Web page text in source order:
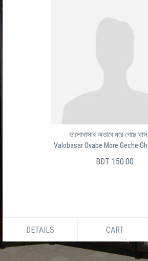
ভালোবাসার অভাবে মরে গেছে
Valobasar Ovabe More Geche
BDT 150.00
DETAILS CART